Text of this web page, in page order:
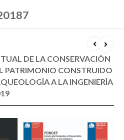
DE LA CONSERVACIÓN
PATRIMONIO CONSTRUIDO
A LA INGENIERÍA